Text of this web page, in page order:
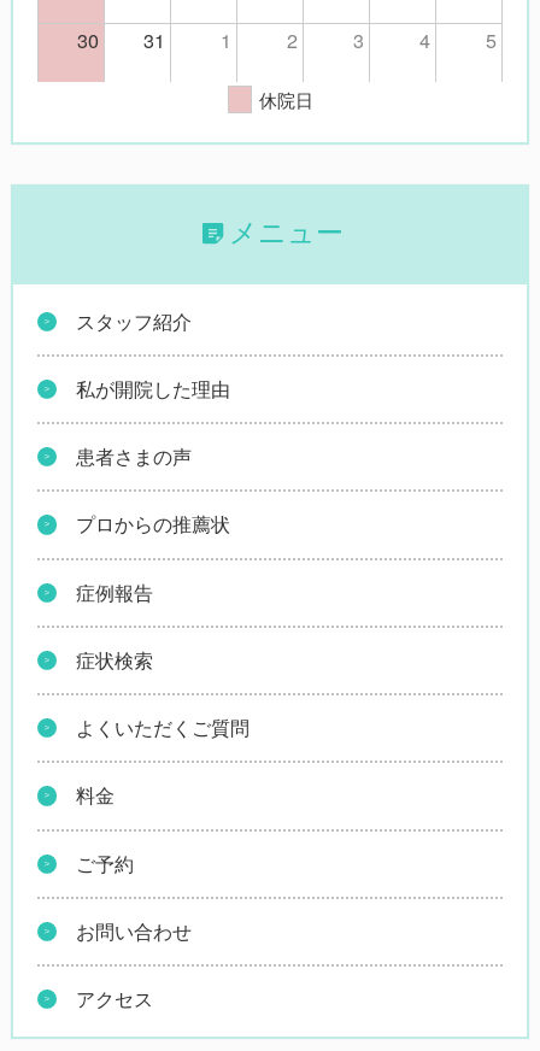
30
31 1 2 3 4 5
休院日
メニュー
スタッフ紹介
私が開院した理由
患者さまの声
プロからの推薦状
症例報告
症状検索
よくいただくご質問
料金
ご予約
お問い合わせ
アクセス